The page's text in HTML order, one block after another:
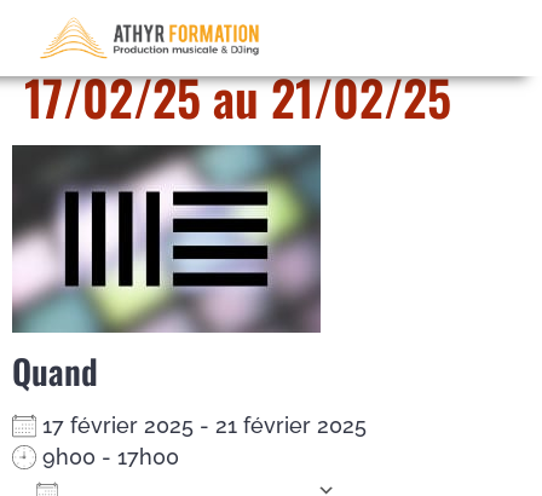
Ableton Live – du
17/02/25 au 21/02/25
Quand
17 février 2025 - 21 février 2025
9h00 - 17h00